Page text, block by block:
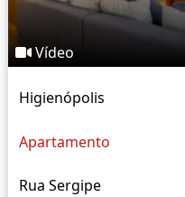
Vídeo
Higienópolis
Apartamento
Rua Sergipe